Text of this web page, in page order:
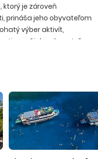
je zároveň
prináša jeho obyvateľom
výber aktivít,
jeho obyvateľov
opevneným
Ton Rodon s novým
park Rodini. Letecké
alebo Košíc. Let